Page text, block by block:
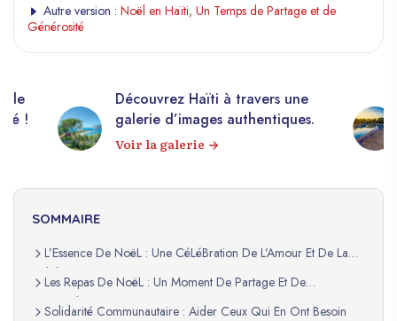
Autre version : Noël en Haïti, Un Temps de Partage et de
Générosité
!
Découvrez Haïti à travers une
galerie d’images authentiques.
Voir la galerie
SOMMAIRE
L’Essence De NoëL : Une CéLéBration De L’Amour Et De La
Solidarité
Les Repas De NoëL : Un Moment De Partage Et De
Convivialité
Solidarité Communautaire : Aider Ceux Qui En Ont Besoin